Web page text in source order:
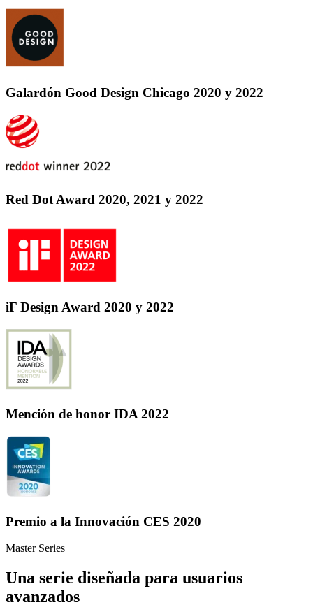
Galardón Good Design Chicago 2020 y 2022
Red Dot Award 2020, 2021 y 2022
iF Design Award 2020 y 2022
Mención de honor IDA 2022
Premio a la Innovación CES 2020
Master Series
Una serie diseñada para usuarios
avanzados